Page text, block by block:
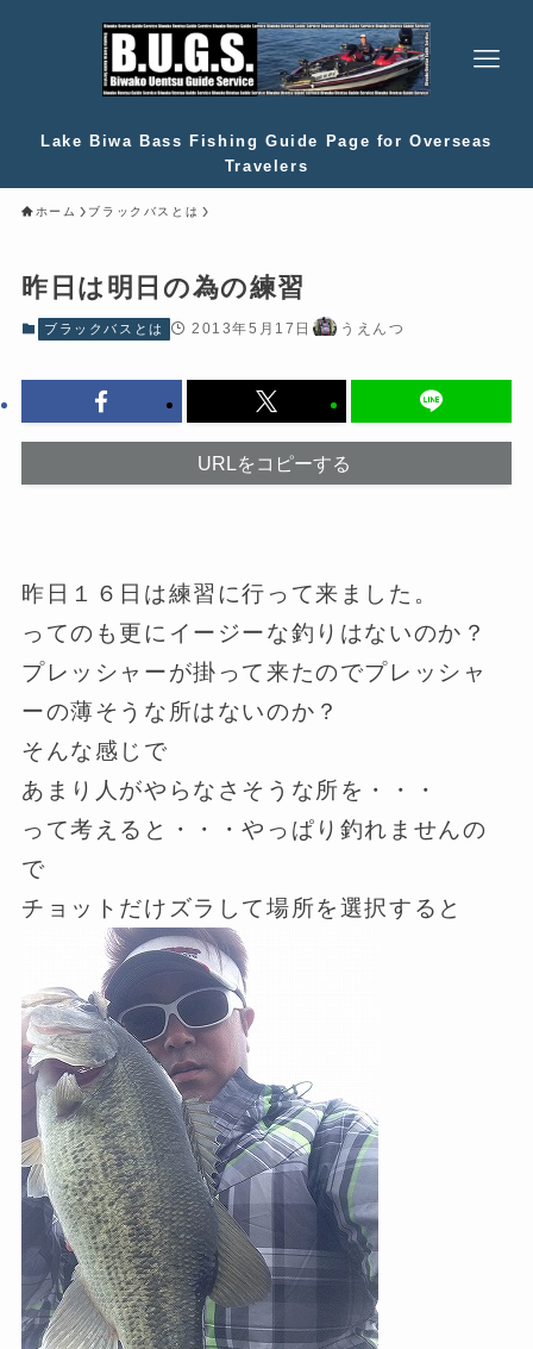
Lake Biwa Bass Fishing Guide Page for Overseas
Travelers
ホーム ブラックバスとは
昨日は明日の為の練習
ブラックバスとは 2013年5月17日 うえんつ
URLをコピーする
昨日１６日は練習に行って来ました。
ってのも更にイージーな釣りはないのか？
プレッシャーが掛って来たのでプレッシャ
ーの薄そうな所はないのか？
そんな感じで
あまり人がやらなさそうな所を・・・
って考えると・・・やっぱり釣れませんの
で
チョットだけズラして場所を選択すると